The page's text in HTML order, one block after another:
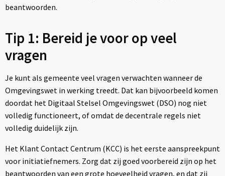
beantwoorden.
Tip 1: Bereid je voor op veel
vragen
Je kunt als gemeente veel vragen verwachten wanneer de
Omgevingswet in werking treedt. Dat kan bijvoorbeeld komen
doordat het Digitaal Stelsel Omgevingswet (DSO) nog niet
volledig functioneert, of omdat de decentrale regels niet
volledig duidelijk zijn.
Het Klant Contact Centrum (KCC) is het eerste aanspreekpunt
voor initiatiefnemers. Zorg dat zij goed voorbereid zijn op het
beantwoorden van een grote hoeveelheid vragen, en dat zij